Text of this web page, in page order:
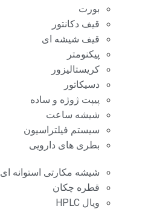
بورت
قیف دکانتور
قیف شیشه ای
پیکنومتر
کریستالیزور
دسیکاتور
پیپت ژوژه و ساده
شیشه ساعت
سیستم فیلتراسیون
بطری های دارویی
شیشه مکارتی استوانه ای
قطره چکان
ویال HPLC